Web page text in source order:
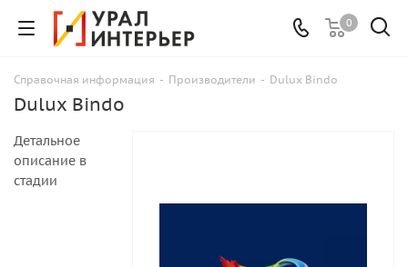
0
Справочная информация - Производители - Dulux Bindo
Dulux Bindo
Детальное
описание в
стадии